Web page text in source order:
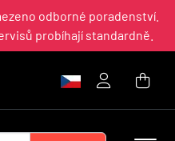
odborné poradenství.
probíhají standardně.